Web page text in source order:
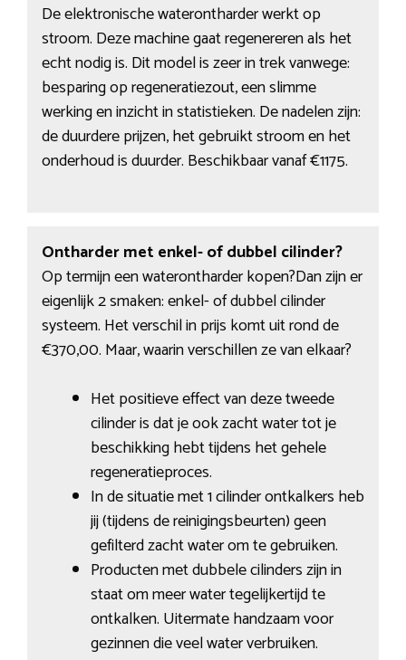
De elektronische waterontharder werkt op
stroom. Deze machine gaat regenereren als het
echt nodig is. Dit model is zeer in trek vanwege:
besparing op regeneratiezout, een slimme
werking en inzicht in statistieken. De nadelen zijn:
de duurdere prijzen, het gebruikt stroom en het
onderhoud is duurder. Beschikbaar vanaf €1175.
Ontharder met enkel- of dubbel cilinder?
Op termijn een waterontharder kopen?Dan zijn er
eigenlijk 2 smaken: enkel- of dubbel cilinder
systeem. Het verschil in prijs komt uit rond de
€370,00. Maar, waarin verschillen ze van elkaar?
Het positieve effect van deze tweede
cilinder is dat je ook zacht water tot je
beschikking hebt tijdens het gehele
regeneratieproces.
In de situatie met 1 cilinder ontkalkers heb
jij (tijdens de reinigingsbeurten) geen
gefilterd zacht water om te gebruiken.
Producten met dubbele cilinders zijn in
staat om meer water tegelijkertijd te
ontkalken. Uitermate handzaam voor
gezinnen die veel water verbruiken.